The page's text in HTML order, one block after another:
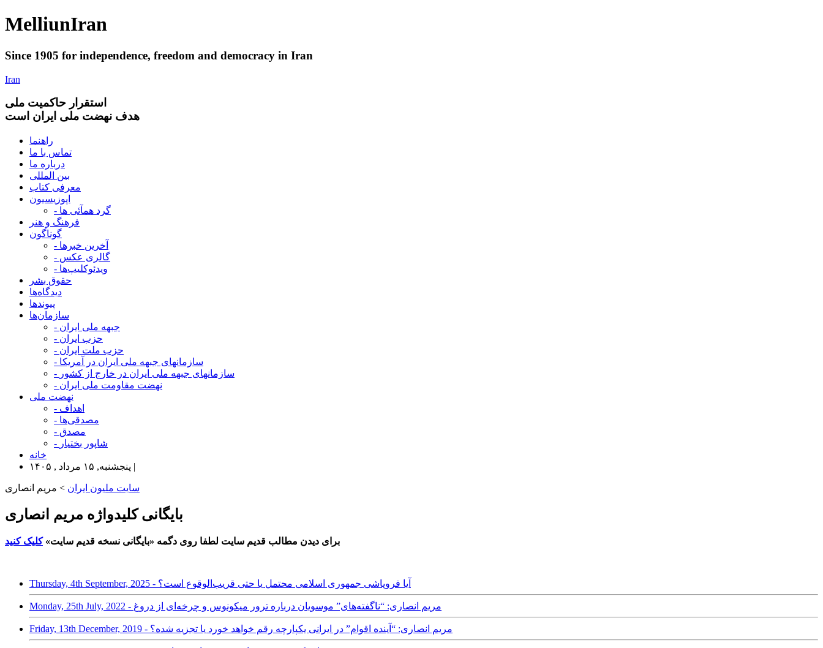
MelliunIran
Since 1905 for independence, freedom and democracy in Iran
Iran
استقرار حاکميت ملی
هدف نهضت ملی ایران است
راهنما
تماس با ما
درباره ما
بین المللی
معرفی کتاب
اپوزیسیون
- گرد همآئی ها
فرهنگ و هنر
گوناگون
- آخرین خبرها
- گالری عکس
- ویدئوکلیپ‌ها
حقوق بشر
دیدگاه‌ها
پیوندها
سازمان‌ها
- جبهه ملی ایران
- حزب ایران
- حزب ملت ایران
- سازمانهای جبهه ملی ایران در آمریکا
- سازمانهای جبهه ملی ایران در خارج از کشور
- نهضت مقاومت ملی ایران
نهضت ملی
- اهداف
- مصدقی‌ها
- مصدق
- شاپور بختیار
خانه
پنجشنبه, ۱۵ مرداد , ۱۴۰۵ |
سایت ملیون ایران > مریم انصاری
بایگانی کلیدواژه مریم انصاری
برای دیدن مطالب قدیم سایت لطفا روی دگمه «بایگانی نسخه قدیم سایت»کلیک کنید
Thursday, 4th September, 2025 - آیا فروپاشی جمهوری اسلامی محتمل یا حتی قریب‌الوقوع‌ است؟
Monday, 25th July, 2022 - مریم انصاری: “ناگفته‌های” موسویان درباره ترور میکونوس و چرخه‌ای از دروغ
Friday, 13th December, 2019 - مریم انصاری: “آینده اقوام” در ایرانی یکپارچه رقم خواهد خورد یا تجزیه شده؟